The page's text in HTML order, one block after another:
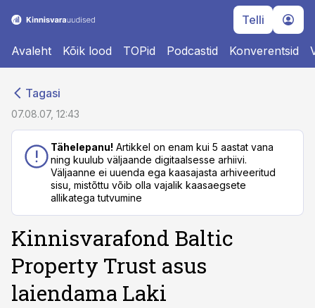
Telli
Avaleht Kõik lood TOPid Podcastid Konverentsid
Tagasi
07.08.07, 12:43
Tähelepanu! Artikkel on enam kui 5 aastat vana
ning kuulub väljaande digitaalsesse arhiivi.
Väljaanne ei uuenda ega kaasajasta arhiveeritud
sisu, mistõttu võib olla vajalik kaasaegsete
allikatega tutvumine
Kinnisvarafond Baltic
Property Trust asus
laiendama Laki